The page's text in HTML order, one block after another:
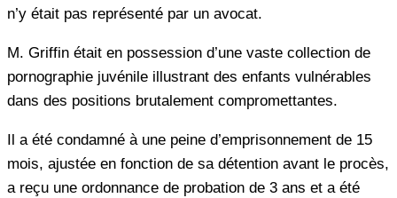
n’y était pas représenté par un avocat.
M. Griffin était en possession d’une vaste collection de
pornographie juvénile illustrant des enfants vulnérables
dans des positions brutalement compromettantes.
Il a été condamné à une peine d’emprisonnement de 15
mois, ajustée en fonction de sa détention avant le procès,
a reçu une ordonnance de probation de 3 ans et a été